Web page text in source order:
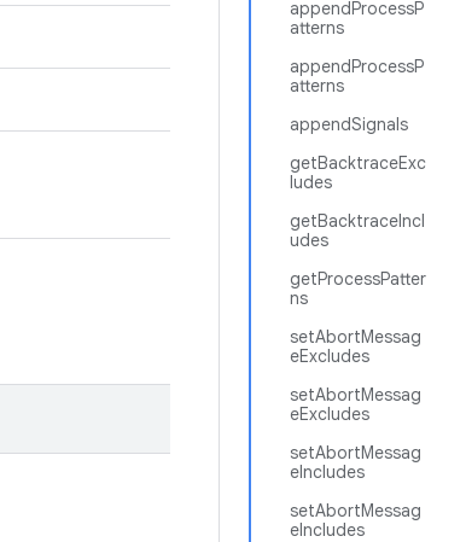
appendProcessP
atterns
appendProcessP
atterns
appendSignals
getBacktraceExc
ludes
getBacktraceIncl
udes
getProcessPatter
ns
setAbortMessag
eExcludes
setAbortMessag
eExcludes
setAbortMessag
eIncludes
setAbortMessag
eIncludes